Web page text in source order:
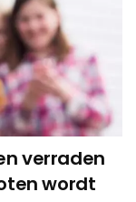
verraden
wordt